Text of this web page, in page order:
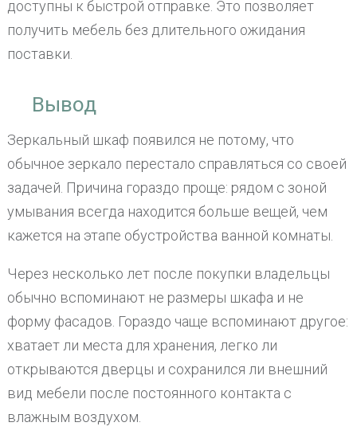
доступны к быстрой отправке. Это позволяет
получить мебель без длительного ожидания
поставки.
Вывод
Зеркальный шкаф появился не потому, что
обычное зеркало перестало справляться со своей
задачей. Причина гораздо проще: рядом с зоной
умывания всегда находится больше вещей, чем
кажется на этапе обустройства ванной комнаты.
Через несколько лет после покупки владельцы
обычно вспоминают не размеры шкафа и не
форму фасадов. Гораздо чаще вспоминают другое:
хватает ли места для хранения, легко ли
открываются дверцы и сохранился ли внешний
вид мебели после постоянного контакта с
влажным воздухом.